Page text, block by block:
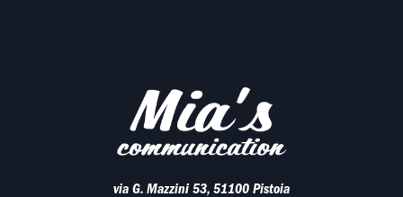
via G. Mazzini 53, 51100 Pistoia